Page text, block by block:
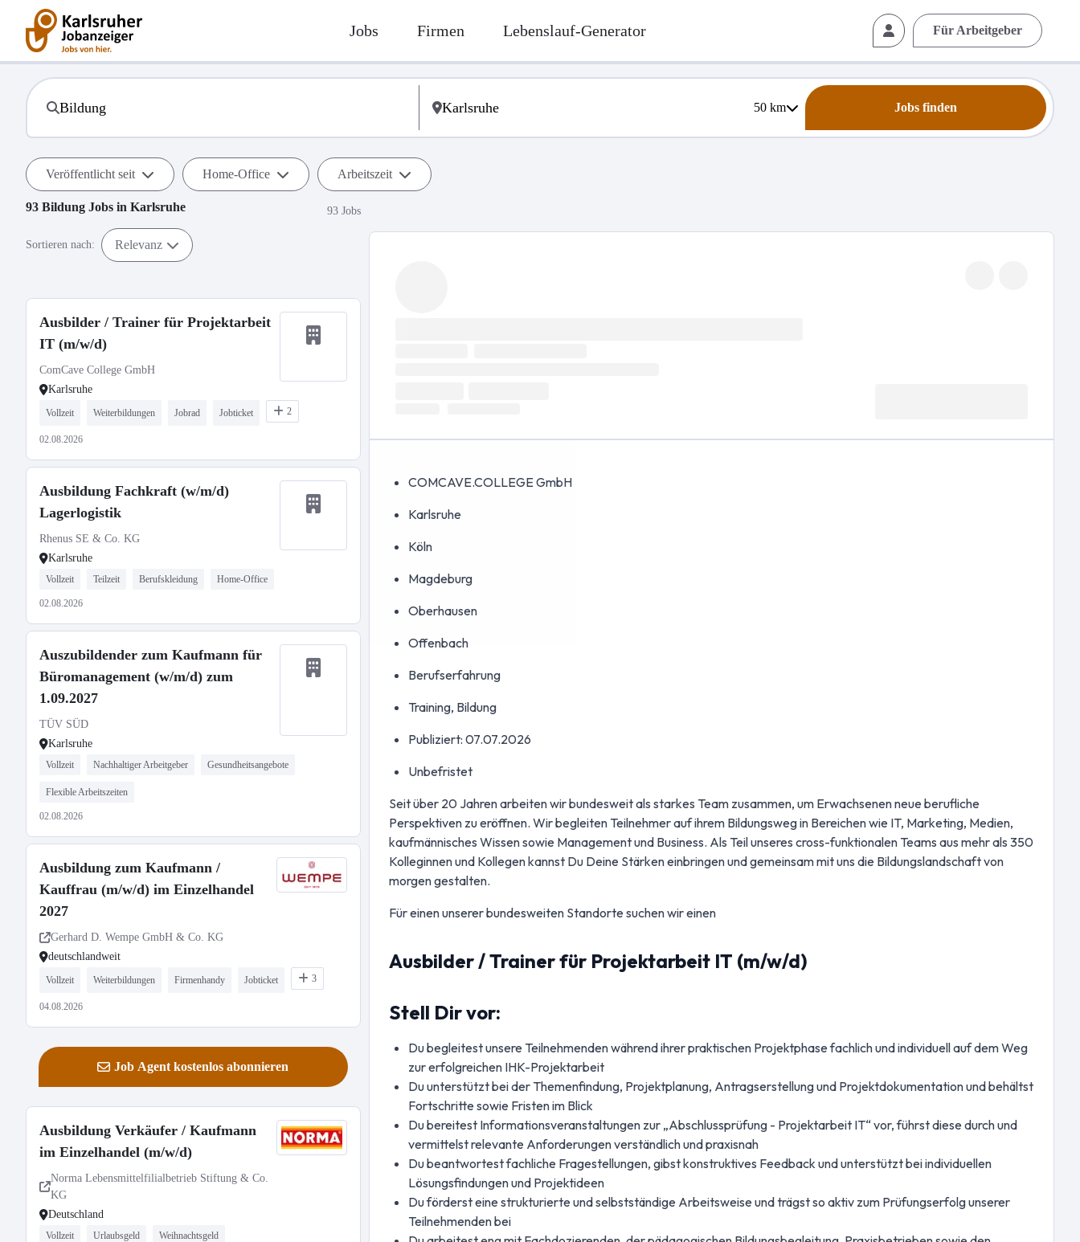
Jobs Firmen Lebenslauf-Generator Für Arbeitgeber
50km Jobs finden
Veröffentlicht seit Home-Office Arbeitszeit
93 Bildung Jobs in Karlsruhe 93 Jobs
Sortieren nach: Relevanz
Ausbilder / Trainer für Projektarbeit
IT (m/w/d)
ComCave College GmbH
Karlsruhe
Vollzeit Weiterbildungen Jobrad Jobticket 2
02.08.2026
Ausbildung Fachkraft (w/m/d)
Lagerlogistik
Rhenus SE & Co. KG
Karlsruhe
Vollzeit Teilzeit Berufskleidung Home-Office
02.08.2026
Auszubildender zum Kaufmann für
Büromanagement (w/m/d) zum
1.09.2027
TÜV SÜD
Karlsruhe
Vollzeit Nachhaltiger Arbeitgeber Gesundheitsangebote
Flexible Arbeitszeiten
02.08.2026
Ausbildung zum Kaufmann /
Kauffrau (m/w/d) im Einzelhandel
2027
Gerhard D. Wempe GmbH & Co. KG
deutschlandweit
Vollzeit Weiterbildungen Firmenhandy Jobticket 3
04.08.2026
Job Agent kostenlos abonnieren
Ausbildung Verkäufer / Kaufmann
im Einzelhandel (m/w/d)
Norma Lebensmittelfilialbetrieb Stiftung & Co.
KG
Deutschland
Vollzeit Urlaubsgeld Weihnachtsgeld